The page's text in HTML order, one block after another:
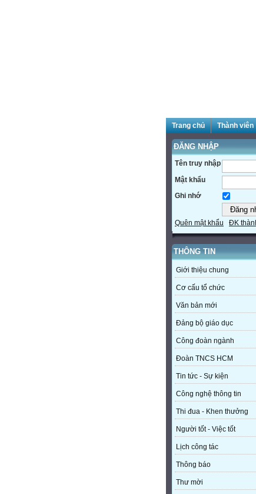
Trang chủ Thành viên
ĐĂNG NHẬP
Tên truy nhập
Mật khẩu
Ghi nhớ
Quên mật khẩu ĐK
THÔNG TIN
Giới thiệu chung
Cơ cấu tổ chức
Văn bản mới
Đảng bộ giáo dục
Công đoàn ngành
Đoàn TNCS HCM
Tin tức - Sự kiện
Công nghệ thông tin
Thi đua - Khen thưởng
Người tốt - Việc tốt
Lịch công tác
Thông báo
Thư mời